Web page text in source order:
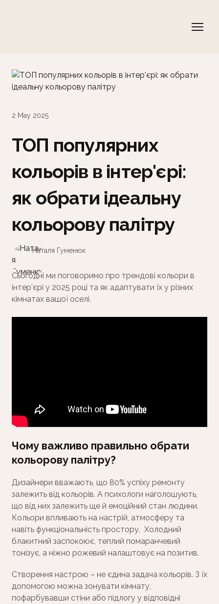
2 May 2025
ТОП популярних
кольорів в інтер'єрі:
як обрати ідеальну
кольорову палітру
Наталя Гуменюк
Сьогодні ми поговоримо про трендові кольори в
інтер’єрі у 2025 році та як адаптувати їх у різних
кімнатах вашої оселі.
Чому важливо правильно обрати
кольорову палітру?
Дизайнери вважають, що 80% успіху ремонту
залежить від кольорів. А психологи наголошують,
що від них залежить ще й емоційний стан людини.
Кольори впливають на настрій, атмосферу та
навіть функціональність простору. Холодний
блакитний заспокоює, теплий помаранчевий
тонізує, а ніжно рожевий налаштовує на позитив.
Створення настрою – не єдина задача кольорів. З їх
допомогою можна зонувати кімнату,
пофарбувавши стіни або підлогу у відповідні